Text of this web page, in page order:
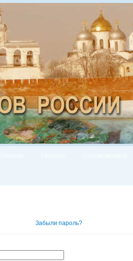
Забыли пароль?